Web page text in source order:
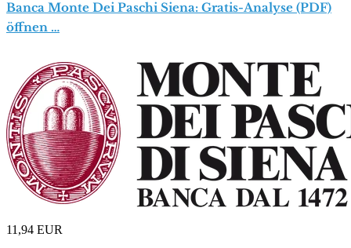
Banca Monte Dei Paschi Siena: Gratis-Analyse (PDF)
öffnen …
11,94 EUR